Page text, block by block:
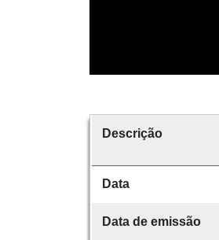
Descrição
Data
Data de emissão